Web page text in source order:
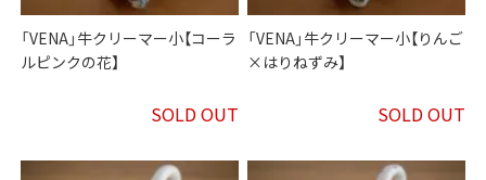
「VENA」牛クリーマー小【コーラ
ルピンクの花】
SOLD OUT
「VENA」牛クリーマー小【りんご
×はりねずみ】
SOLD OUT